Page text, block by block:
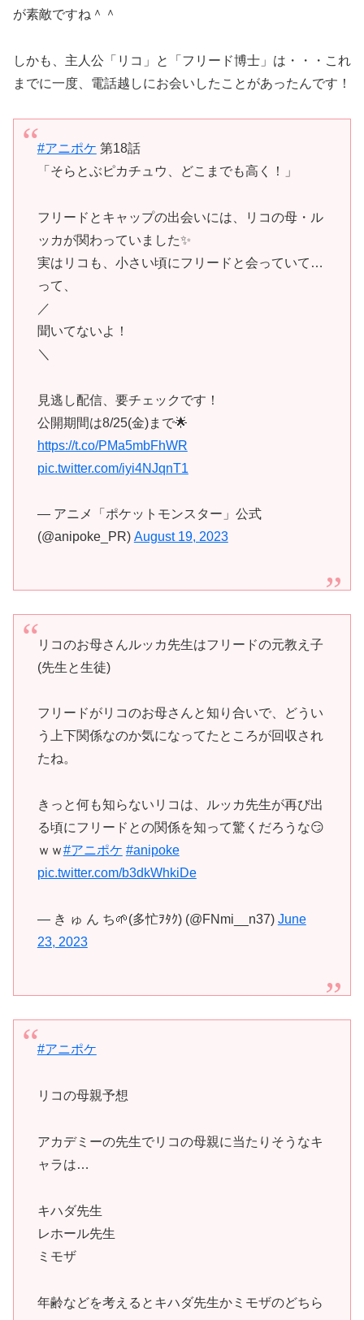
が素敵ですね＾＾
しかも、主人公「リコ」と「フリード博士」は・・・これ
までに一度、電話越しにお会いしたことがあったんです！
#アニポケ 第18話
「そらとぶピカチュウ、どこまでも高く！」
フリードとキャップの出会いには、リコの母・ル
ッカが関わっていました✨
実はリコも、小さい頃にフリードと会っていて…
って、
／
聞いてないよ！
＼
見逃し配信、要チェックです！
公開期間は8/25(金)まで🌟
https://t.co/PMa5mbFhWR
pic.twitter.com/iyi4NJqnT1
— アニメ「ポケットモンスター」公式
(@anipoke_PR) August 19, 2023
リコのお母さんルッカ先生はフリードの元教え子
(先生と生徒)
フリードがリコのお母さんと知り合いで、どうい
う上下関係なのか気になってたところが回収され
たね。
きっと何も知らないリコは、ルッカ先生が再び出
る頃にフリードとの関係を知って驚くだろうな😏
ｗｗ#アニポケ #anipoke
pic.twitter.com/b3dkWhkiDe
— き ゅ ん ち🌱(多忙ｦﾀｸ) (@FNmi__n37) June
23, 2023
#アニポケ
リコの母親予想
アカデミーの先生でリコの母親に当たりそうなキ
ャラは…
キハダ先生
レホール先生
ミモザ
年齢などを考えるとキハダ先生かミモザのどちら